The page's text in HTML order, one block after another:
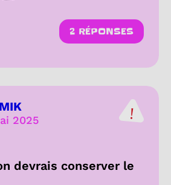
2 RÉPONSES
2025
devrais conserver le